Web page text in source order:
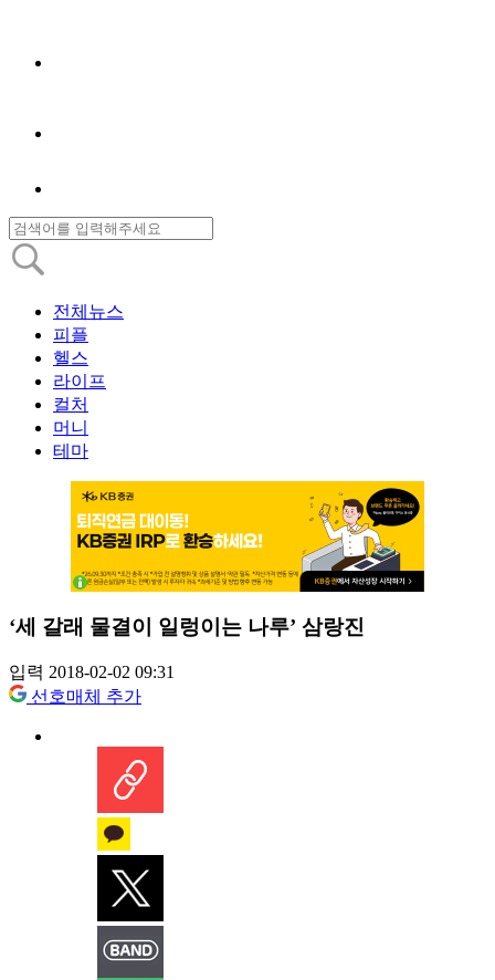
전체뉴스
피플
헬스
라이프
컬처
머니
테마
‘세 갈래 물결이 일렁이는 나루’ 삼랑진
입력 2018-02-02 09:31
선호매체 추가